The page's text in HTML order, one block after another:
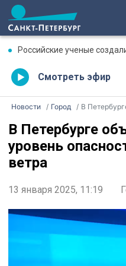
Российские ученые создали
Смотреть эфир
Новости Город В Петербурге
В Петербурге
уровень
ветра
13 января 2025, 11:19